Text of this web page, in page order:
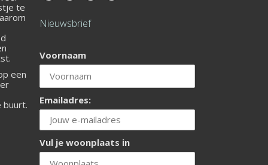
te
een
buurt.
Nieuwsbrief
Voornaam
Emailadres:
Vul je woonplaats in